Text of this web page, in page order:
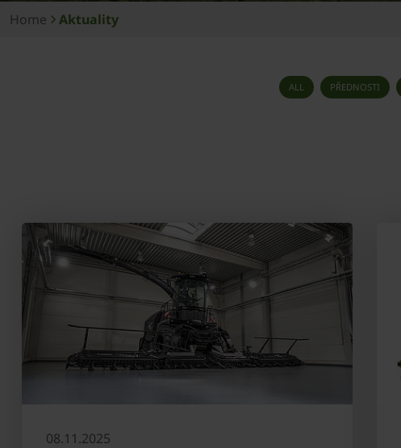
Home Aktuality
ALL PŘEDNOSTI
08.11.2025